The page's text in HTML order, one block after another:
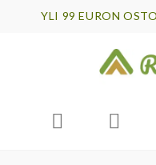
YLI 99 EURON